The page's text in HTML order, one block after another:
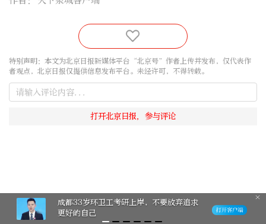
特别声明：本文为北京日报新媒体平台“北京号”作者上传并发布，仅代表作
者观点，北京日报仅提供信息发布平台。未经许可，不得转载。
成都33岁环卫工考研上岸，不要放弃追求
更好的自己